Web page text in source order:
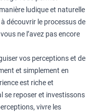
ludique et naturelle
découvrir le processus de
ne l’avez pas encore
vos perceptions et de
et simplement en
est riche et
se reposer et investissons
vivre les